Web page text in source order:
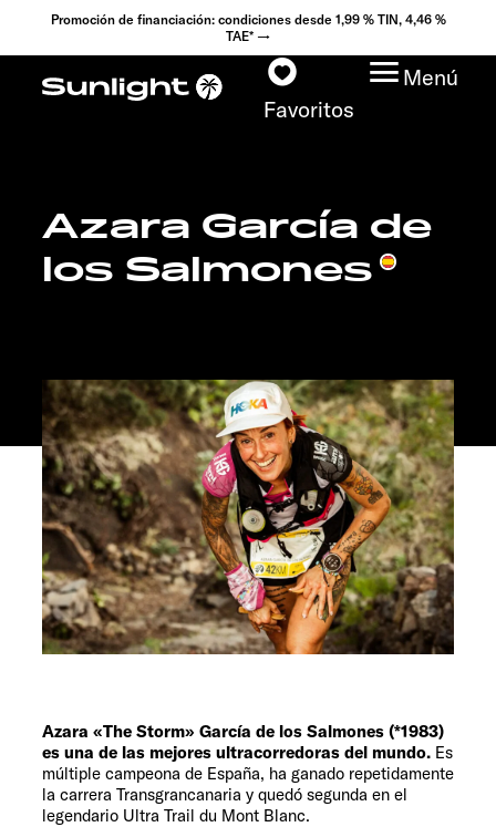
Promoción de financiación: condiciones desde 1,99 % TIN, 4,46 %
TAE* →
Favoritos
Menú
Modelos
Configurador
Búsqueda de
concesionarios
Descubrir
Servicio
Azara García de
los Salmones
Azara «The Storm» García de los Salmones (*1983)
es una de las mejores ultracorredoras del mundo. Es
múltiple campeona de España, ha ganado repetidamente
la carrera Transgrancanaria y quedó segunda en el
legendario Ultra Trail du Mont Blanc.